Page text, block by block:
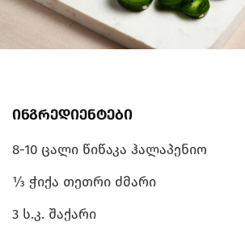
ინგრედიენტები
8-10 ცალი წიწაკა ჰალაპენიო
⅓ ჭიქა თეთრი ძმარი
3 ს.კ. შაქარი